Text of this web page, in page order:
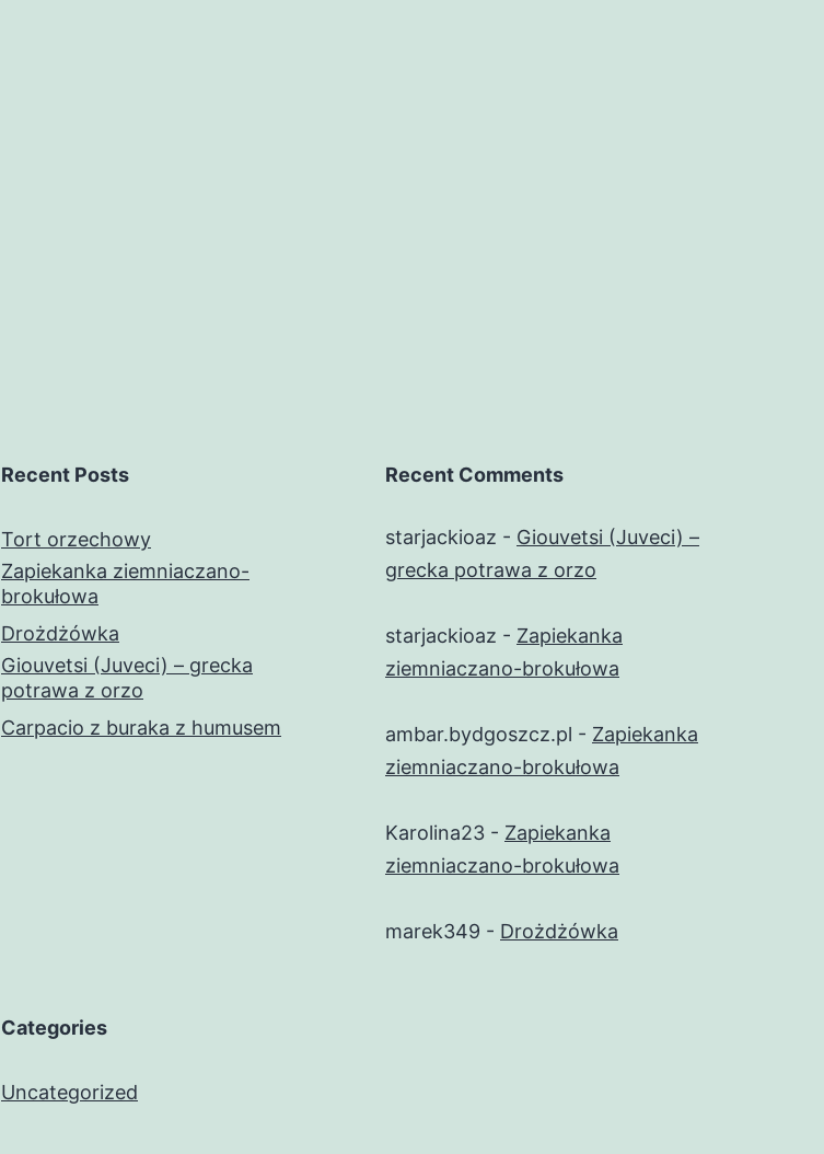
Recent Posts
Tort orzechowy
Zapiekanka ziemniaczano-
brokułowa
Drożdżówka
Giouvetsi (Juveci) – grecka
potrawa z orzo
Carpacio z buraka z humusem
Recent Comments
starjackioaz - Giouvetsi (Juveci) –
grecka potrawa z orzo
starjackioaz - Zapiekanka
ziemniaczano-brokułowa
ambar.bydgoszcz.pl - Zapiekanka
ziemniaczano-brokułowa
Karolina23 - Zapiekanka
ziemniaczano-brokułowa
marek349 - Drożdżówka
Categories
Uncategorized